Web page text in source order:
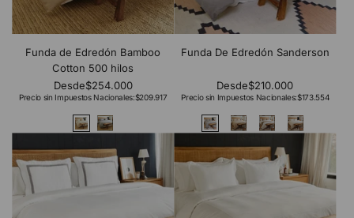
Funda de Edredón Bamboo
Cotton 500 hilos
Desde$254.000
Precio sin Impuestos Nacionales:$209.917
Funda De Edredón Sanderson
Desde$210.000
Precio sin Impuestos Nacionales:$173.554